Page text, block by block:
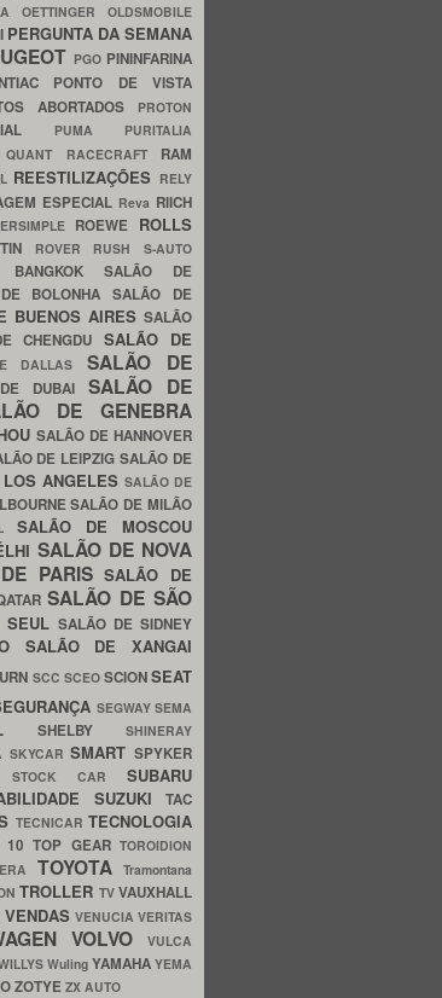
OETTINGER OLDSMOBILE
PERGUNTA DA SEMANA
PGO PININFARINA
PONTO DE VISTA
ABORTADOS PROTON
PUMA PURITALIA
QUANT RACECRAFT RAM
REESTILIZAÇÕES RELY
ESPECIAL Reva RIICH
ROEWE ROLLS
ROVER RUSH S-AUTO
BANGKOKSALÃO DE
BOLONHASALÃO DE
BUENOS AIRES SALÃO
CHENGDU SALÃO DE
DALLASSALÃO DE
DUBAI SALÃO DE
DE GENEBRA
SALÃO DE HANNOVER
DE LEIPZIGSALÃO DE
ANGELES SALÃO DE
SALÃO DE MILÃO
SALÃO DE MOSCOU
SALÃO DE NOVA
PARISSALÃO DE
SALÃO DE SÃO
SEUL SALÃO DE SIDNEY
SALÃO DE XANGAI
SCC SCEO SCIONSEAT
SEGWAYSEMA
SHELBY SHINERAY
SKYCARSMART SPYKER
STOCK CAR SUBARU
SUZUKITAC
TECNICAR TECNOLOGIA
10TOP GEARTOROIDION
TOYOTATramontana
TROLLER TVVAUXHALL
VENDAS VENUCIAVERITAS
VOLVO
VULCA
Wuling YAMAHA YEMA
ZOTYE ZX AUTO